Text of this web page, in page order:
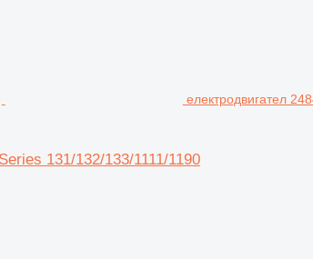
електродвигател
131/132/133/1111/1190